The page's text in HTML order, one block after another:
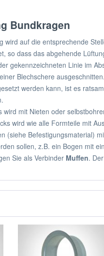
Bundkragen
wird auf die entsprechende
so dass das abgehende
gekennzeichneten Linie im
Blechschere ausgeschnitten.
werden kann, ist es
wird mit Nieten oder
wird wie alle Formteile mit
(siehe Befestigungsmaterial)
sollen, z.B. ein Bogen mit
Sie als Verbinder Muffen.